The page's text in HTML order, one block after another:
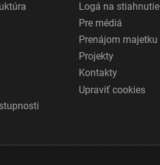
Logá na stiahnutie
Pre médiá
Prenájom majetku
Projekty
Kontakty
Upraviť cookies